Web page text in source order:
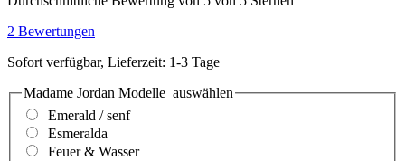
2 Bewertungen
Sofort verfügbar, Lieferzeit: 1-3 Tage
Madame Jordan Modelle auswählen
Emerald / senf
Esmeralda
Feuer & Wasser